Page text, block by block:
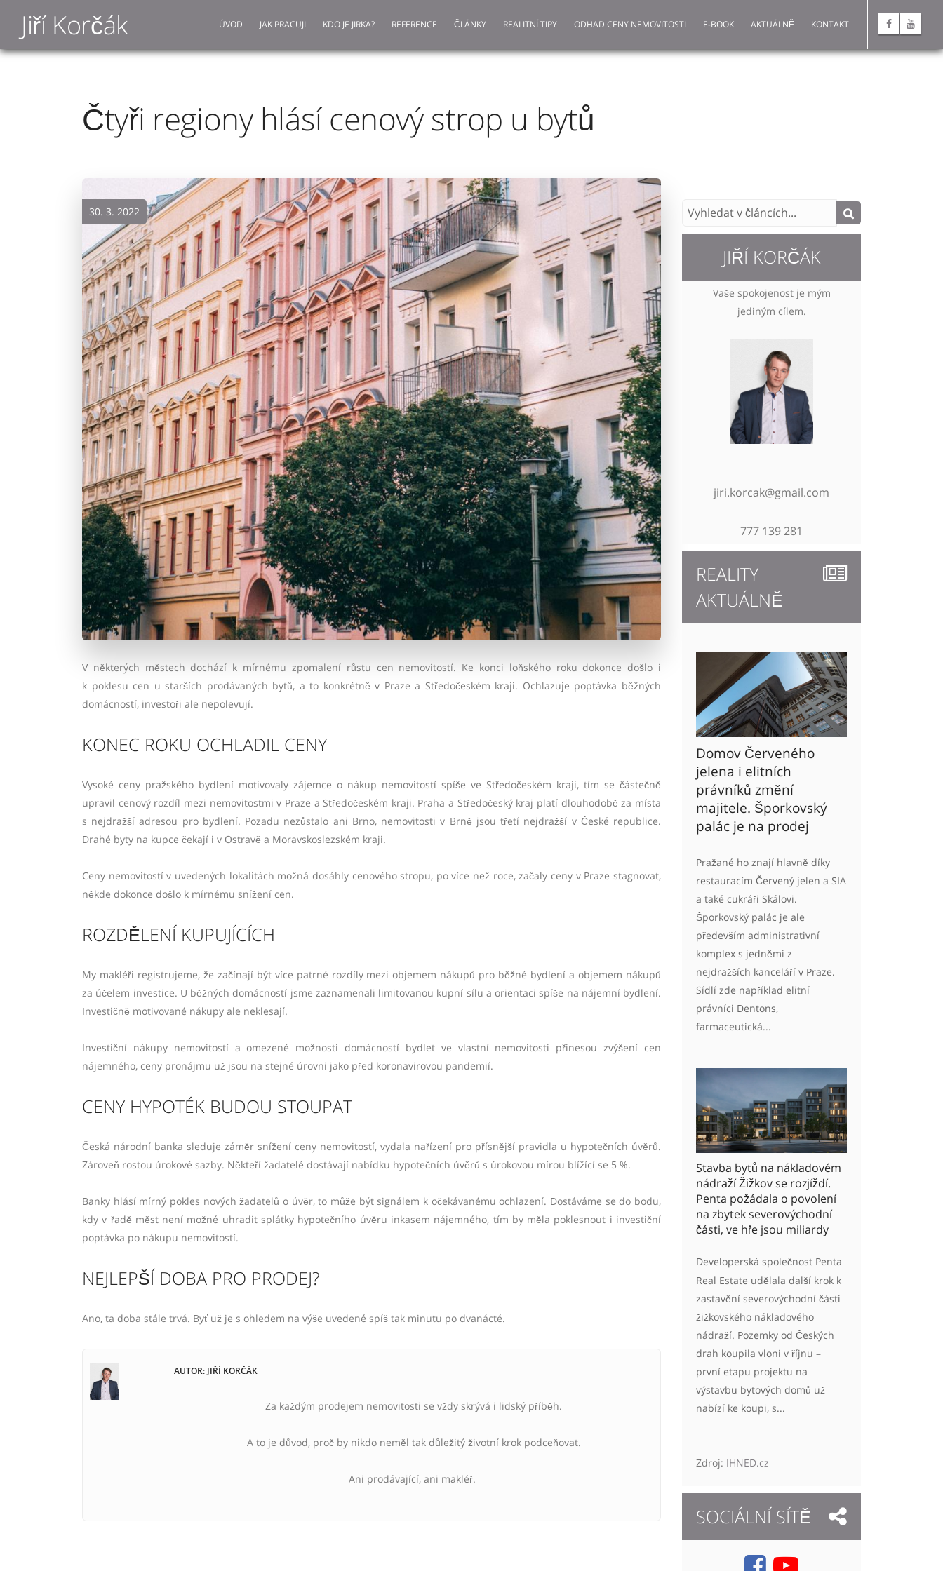
Jiří Korčák ÚVOD JAK PRACUJI KDO JE JIRKA? REFERENCE ČLÁNKY REALITNÍ TIPY ODHAD CENY NEMOVITOSTI E-BOOK AKTUÁLNĚ KONTAKT
Čtyři regiony hlásí cenový strop u bytů
30. 3. 2022
V některých městech dochází k mírnému zpomalení růstu cen nemovitostí. Ke konci loňského roku dokonce došlo i
k poklesu cen u starších prodávaných bytů, a to konkrétně v Praze a Středočeském kraji. Ochlazuje poptávka běžných
domácností, investoři ale nepolevují.
KONEC ROKU OCHLADIL CENY
Vysoké ceny pražského bydlení motivovaly zájemce o nákup nemovitostí spíše ve Středočeském kraji, tím se částečně
upravil cenový rozdíl mezi nemovitostmi v Praze a Středočeském kraji. Praha a Středočeský kraj platí dlouhodobě za místa
s nejdražší adresou pro bydlení. Pozadu nezůstalo ani Brno, nemovitosti v Brně jsou třetí nejdražší v České republice.
Drahé byty na kupce čekají i v Ostravě a Moravskoslezském kraji.
Ceny nemovitostí v uvedených lokalitách možná dosáhly cenového stropu, po více než roce, začaly ceny v Praze stagnovat,
někde dokonce došlo k mírnému snížení cen.
ROZDĚLENÍ KUPUJÍCÍCH
My makléři registrujeme, že začínají být více patrné rozdíly mezi objemem nákupů pro běžné bydlení a objemem nákupů
za účelem investice. U běžných domácností jsme zaznamenali limitovanou kupní sílu a orientaci spíše na nájemní bydlení.
Investičně motivované nákupy ale neklesají.
Investiční nákupy nemovitostí a omezené možnosti domácností bydlet ve vlastní nemovitosti přinesou zvýšení cen
nájemného, ceny pronájmu už jsou na stejné úrovni jako před koronavirovou pandemií.
CENY HYPOTÉK BUDOU STOUPAT
Česká národní banka sleduje záměr snížení ceny nemovitostí, vydala nařízení pro přísnější pravidla u hypotečních úvěrů.
Zároveň rostou úrokové sazby. Někteří žadatelé dostávají nabídku hypotečních úvěrů s úrokovou mírou blížící se 5 %.
Banky hlásí mírný pokles nových žadatelů o úvěr, to může být signálem k očekávanému ochlazení. Dostáváme se do bodu,
kdy v řadě měst není možné uhradit splátky hypotečního úvěru inkasem nájemného, tím by měla poklesnout i investiční
poptávka po nákupu nemovitostí.
NEJLEPŠÍ DOBA PRO PRODEJ?
Ano, ta doba stále trvá. Byť už je s ohledem na výše uvedené spíš tak minutu po dvanácté.
AUTOR: JIŘÍ KORČÁK
Za každým prodejem nemovitosti se vždy skrývá i lidský příběh.
A to je důvod, proč by nikdo neměl tak důležitý životní krok podceňovat.
Ani prodávající, ani makléř.
JIŘÍ KORČÁK
Vaše spokojenost je mým
jediným cílem.
jiri.korcak@gmail.com
777 139 281
REALITY
AKTUÁLNĚ
Domov Červeného
jelena i elitních
právníků změní
majitele. Šporkovský
palác je na prodej
Pražané ho znají hlavně díky
restauracím Červený jelen a SIA
a také cukráři Skálovi.
Šporkovský palác je ale
především administrativní
komplex s jedněmi z
nejdražších kanceláří v Praze.
Sídlí zde například elitní
právníci Dentons,
farmaceutická...
Stavba bytů na nákladovém
nádraží Žižkov se rozjíždí.
Penta požádala o povolení
na zbytek severovýchodní
části, ve hře jsou miliardy
Developerská společnost Penta
Real Estate udělala další krok k
zastavění severovýchodní části
žižkovského nákladového
nádraží. Pozemky od Českých
drah koupila vloni v říjnu –
první etapu projektu na
výstavbu bytových domů už
nabízí ke koupi, s...
Zdroj: IHNED.cz
SOCIÁLNÍ SÍTĚ